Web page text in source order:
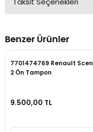
Bu
Benzer Ürünler
7701474769 Renault
2 Ön Tampon
9.500,00 TL